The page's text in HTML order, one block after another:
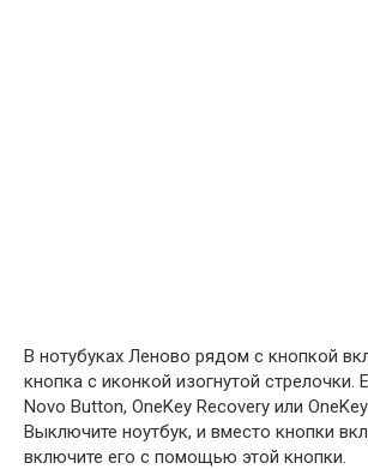
В нотубуках Леново рядом с кнопкой
кнопка с иконкой изогнутой стрелочки.
Novo Button, OneKey Recovery или
Выключите ноутбук, и вместо кнопки
включите его с помощью этой кнопки.